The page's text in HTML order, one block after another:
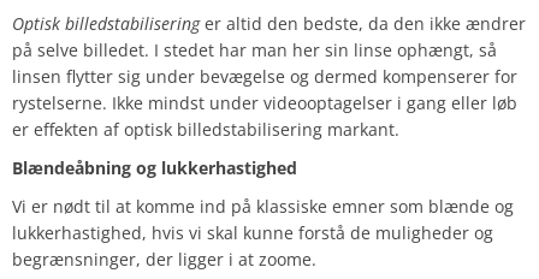
Optisk billedstabiliseringer altid den bedste, da den ikke ændrer
på selve billedet. I stedet har man her sin linse ophængt, så
linsen flytter sig under bevægelse og dermed kompenserer for
rystelserne. Ikke mindst under videooptagelser i gang eller løb
er effekten af optisk billedstabilisering markant.
Blændeåbning og lukkerhastighed
Vi er nødt til at komme ind på klassiske emner som blænde og
lukkerhastighed, hvis vi skal kunne forstå de muligheder og
begrænsninger, der ligger i at zoome.